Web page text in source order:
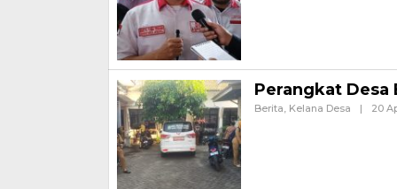
Perangkat Desa
Berita, Kelana Desa | 20